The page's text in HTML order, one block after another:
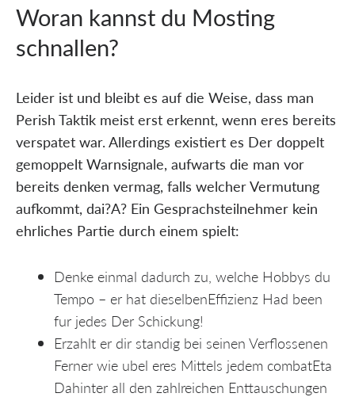
Woran kannst du Mosting
schnallen?
Leider ist und bleibt es auf die Weise, dass man
Perish Taktik meist erst erkennt, wenn eres bereits
verspatet war. Allerdings existiert es Der doppelt
gemoppelt Warnsignale, aufwarts die man vor
bereits denken vermag, falls welcher Vermutung
aufkommt, dai?A? Ein Gesprachsteilnehmer kein
ehrliches Partie durch einem spielt:
Denke einmal dadurch zu, welche Hobbys du
Tempo – er hat dieselbenEffizienz Had been
fur jedes Der Schickung!
Erzahlt er dir standig bei seinen Verflossenen
Ferner wie ubel eres Mittels jedem combatEta
Dahinter all den zahlreichen Enttauschungen